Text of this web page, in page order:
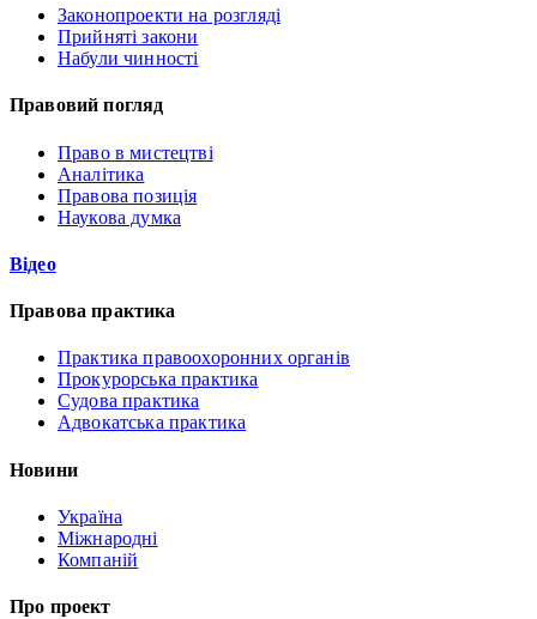
Законопроекти на розгляді
Прийняті закони
Набули чинності
Правовий погляд
Право в мистецтві
Аналітика
Правова позиція
Наукова думка
Відео
Правова практика
Практика правоохоронних органів
Прокурорська практика
Судова практика
Адвокатська практика
Новини
Україна
Міжнародні
Компаній
Про проект